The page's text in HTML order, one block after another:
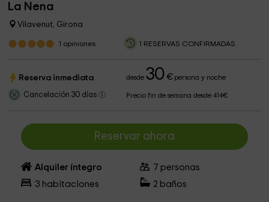
La Nena
Vilavenut, Girona
1 opiniones 1 RESERVAS CONFIRMADAS
Reserva inmediata desde30 €persona y noche
Cancelación 30 días Precio fin de semana desde 414€
Reservar ahora
Alquiler íntegro 7 personas
3 habitaciones 2 baños